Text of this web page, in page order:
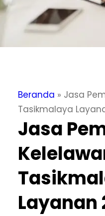
Beranda » Jasa
Tasikmalaya
Jasa
Layanan